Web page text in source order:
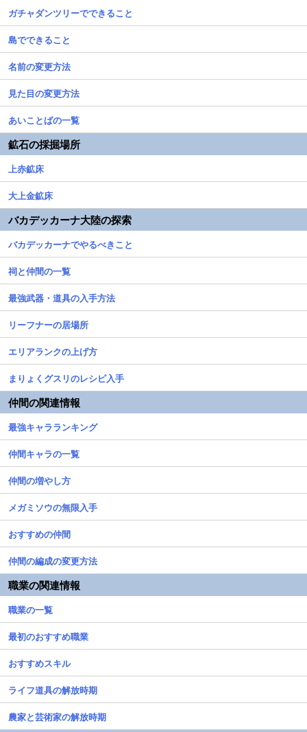
ガチャダンツリーでできること
島でできること
名前の変更方法
見た目の変更方法
あいことばの一覧
鉱石の採掘場所
上赤鉱床
大上金鉱床
バカデッカーナ大陸の探索
バカデッカーナでやるべきこと
祠と仲間の一覧
最強武器・道具の入手方法
リーフナーの居場所
エリアランクの上げ方
まりょくグスリのレシピ入手
仲間の関連情報
最強キャラランキング
仲間キャラの一覧
仲間の増やし方
メガミソウの無限入手
おすすめの仲間
仲間の編成の変更方法
職業の関連情報
職業の一覧
最初のおすすめ職業
おすすめスキル
ライフ道具の解放時期
農家と芸術家の解放時期